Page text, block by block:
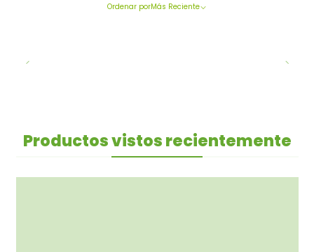
Ordenar porMás Reciente
Productos vistos recientemente